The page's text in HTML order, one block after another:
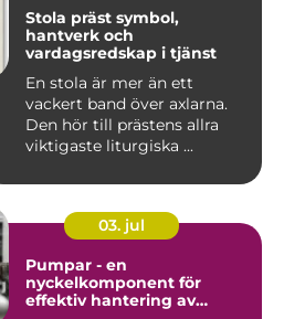
Stola präst symbol,
hantverk och
vardagsredskap i tjänst
En stola är mer än ett
vackert band över axlarna.
Den hör till prästens allra
viktigaste liturgiska ...
03. jul
Pumpar - en
nyckelkomponent för
effektiv hantering av